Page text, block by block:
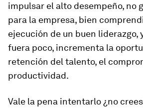
impulsar el alto desempeño, no
para la empresa, bien
ejecución de un buen liderazgo,
fuera poco, incrementa la
retención del talento, el
productividad.
Vale la pena intentarlo ¿no